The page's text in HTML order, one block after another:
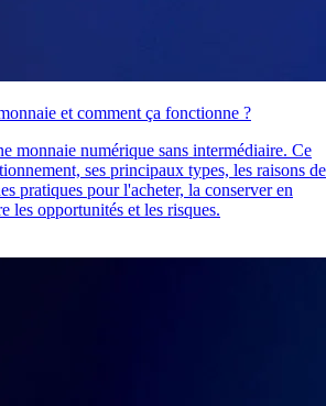
et comment ça fonctionne ?
monnaie numérique sans intermédiaire. Ce
ses principaux types, les raisons de
pratiques pour l'acheter, la conserver en
les opportunités et les risques.